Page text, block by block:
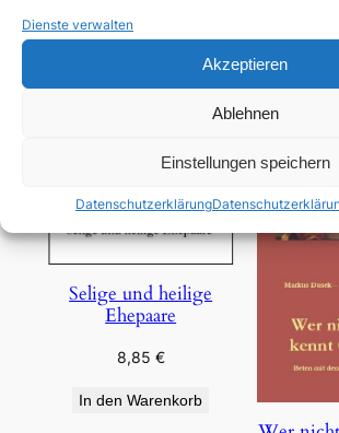
Dienste verwalten
Akzeptieren
Ablehnen
Einstellungen speichern
Datenschutzerklärung
Selige und heilige
Ehepaare
8,85 €
In den Warenkorb